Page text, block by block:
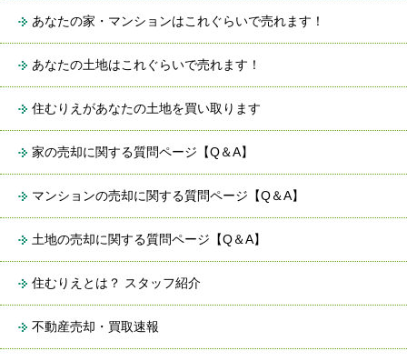
あなたの家・マンションはこれぐらいで売れます！
あなたの土地はこれぐらいで売れます！
住むりえがあなたの土地を買い取ります
家の売却に関する質問ページ【Q＆A】
マンションの売却に関する質問ページ【Q＆A】
土地の売却に関する質問ページ【Q＆A】
住むりえとは？ スタッフ紹介
不動産売却・買取速報